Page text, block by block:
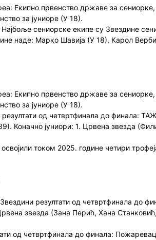
Екипно првенство државе за
за јуниоре (У 18).
сениорске екипе су Звездине
наде: Марко Шавија (У 18), Карол
Екипно првенство државе за
за јуниоре (У 18).
од четвртфинала до финала:
Коначно јуниори: 1. Црвена звезда
током 2025. године четири
резултати од четвртфинала до
звезда (Зана Перић, Хана
од четвртфинала до финала: